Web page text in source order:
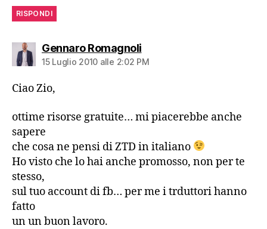
RISPONDI
Gennaro Romagnolidice:
15 Luglio 2010 alle 2:02 PM
Ciao Zio,
ottime risorse gratuite… mi piacerebbe anche
sapere
che cosa ne pensi di ZTD in italiano
Ho visto che lo hai anche promosso, non per te
stesso,
sul tuo account di fb… per me i trduttori hanno
fatto
un un buon lavoro.